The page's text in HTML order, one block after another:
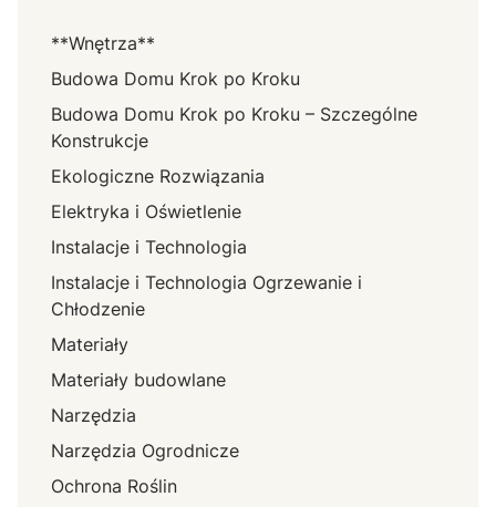
**Wnętrza**
Budowa Domu Krok po Kroku
Budowa Domu Krok po Kroku – Szczególne
Konstrukcje
Ekologiczne Rozwiązania
Elektryka i Oświetlenie
Instalacje i Technologia
Instalacje i Technologia Ogrzewanie i
Chłodzenie
Materiały
Materiały budowlane
Narzędzia
Narzędzia Ogrodnicze
Ochrona Roślin